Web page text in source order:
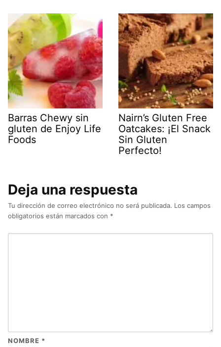
Barras Chewy sin
gluten de Enjoy Life
Foods
Nairn’s Gluten Free
Oatcakes: ¡El Snack
Sin Gluten
Perfecto!
Deja una respuesta
Tu dirección de correo electrónico no será publicada. Los campos
obligatorios están marcados con *
NOMBRE *